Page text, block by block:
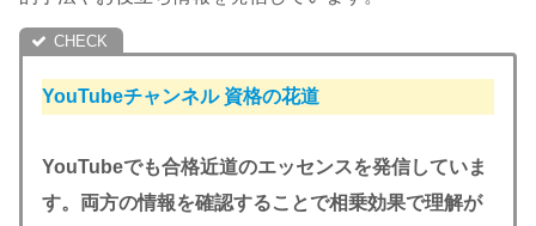
YouTubeチャンネル 資格の花道
YouTubeでも合格近道のエッセンスを発信していま
す。両方の情報を確認することで相乗効果で理解が